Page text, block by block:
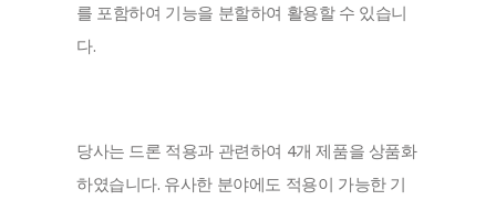
를 포함하여 기능을 분할하여 활용할 수 있습니
다.
당사는 드론 적용과 관련하여 4개 제품을 상품화
하였습니다. 유사한 분야에도 적용이 가능한 기